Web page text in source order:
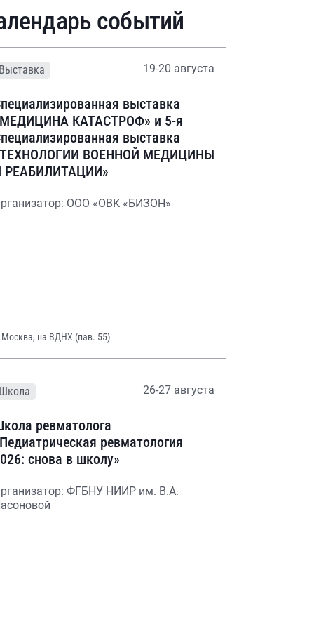
событий
Выставка 19-20 августа
выставка
КАТАСТРОФ» и 5-я
выставка
ВОЕННОЙ МЕДИЦИНЫ
РЕАБИЛИТАЦИИ»
ООО «ОВК «БИЗОН»
Москва, на ВДНХ (пав. 55)
Школа 26-27 августа
ревматолога
ревматология
снова в школу»
ФГБНУ НИИР им. В.А.